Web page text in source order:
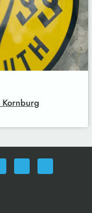
Kornburg